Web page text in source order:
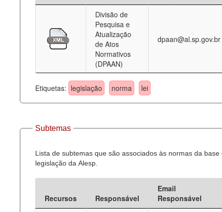
Divisão de
Pesquisa e
Atualização
de Atos
Normativos
(DPAAN)
dpaan@al.sp.gov.br
Etiquetas: legislação norma lei
Subtemas
Lista de subtemas que são associados às normas da base
legislação da Alesp.
Recursos Responsável
Email
Responsável